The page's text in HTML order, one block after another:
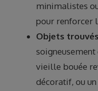
minimalistes
pour renforcer
Objets trouvés
soigneusement
vieille bouée
décoratif, ou